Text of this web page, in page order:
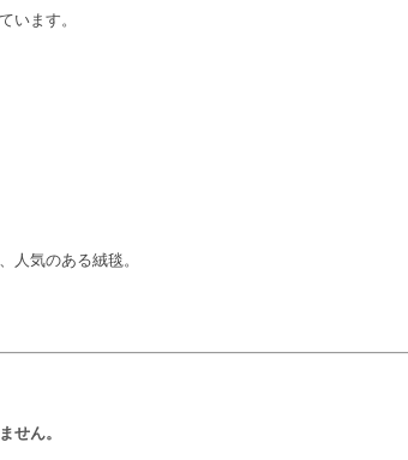
います。
人気のある絨毯。
せん。